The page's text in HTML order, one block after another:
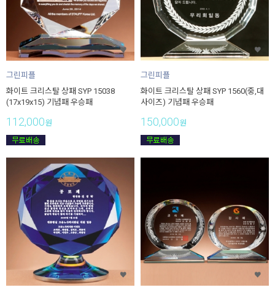
그린피플
화이트 크리스탈 상패 SYP 15038
(17x19x15) 기념패 우승패
112,000원
그린피플
화이트 크리스탈 상패 SYP 1560(중,대
사이즈) 기념패 우승패
150,000원